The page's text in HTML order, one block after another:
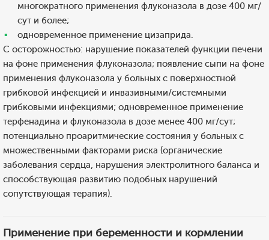
многократного применения флуконазола в дозе 400 мг/
сут и более;
одновременное применение цизаприда.
С осторожностью: нарушение показателей функции печени
на фоне применения флуконазола; появление сыпи на фоне
применения флуконазола у больных с поверхностной
грибковой инфекцией и инвазивными/системными
грибковыми инфекциями; одновременное применение
терфенадина и флуконазола в дозе менее 400 мг/сут;
потенциально проаритмические состояния у больных с
множественными факторами риска (органические
заболевания сердца, нарушения электролитного баланса и
способствующая развитию подобных нарушений
сопутствующая терапия).
Применение при беременности и кормлении